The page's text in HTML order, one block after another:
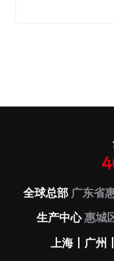
全球总部广东省
生产中心惠城
上海丨广